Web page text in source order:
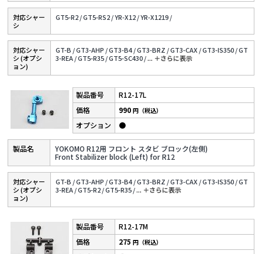
対応シャー
シ
GT5-R2 /GT5-RS2 /YR-X12 /YR-X1219 /
対応シャー
シ (オプシ
ョン)
GT-B /GT3-AHP /GT3-B4 /GT3-BRZ /GT3-CAX /GT3-IS350 /GT
3-REA /GT5-R35 /GT5-SC430 /... ＋さらに表⽰
R12-17L
YOKOMO R12用 フロント スタビ ブロック(左側)
Front Stabilizer block (Left) for R12
990円（税込）
●
対応シャー
シ (オプシ
ョン)
GT-B /GT3-AHP /GT3-B4 /GT3-BRZ /GT3-CAX /GT3-IS350 /GT
3-REA /GT5-R2 /GT5-R35 /... ＋さらに表⽰
R12-17M
275円（税込）